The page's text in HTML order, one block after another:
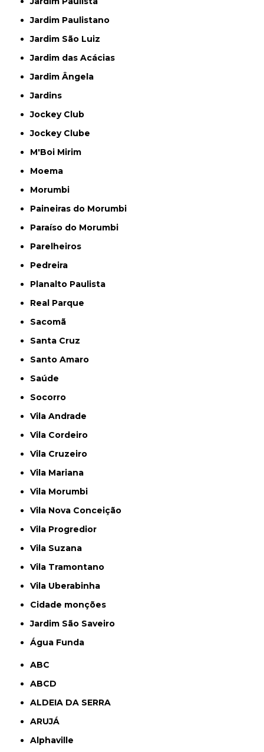
Jardim Paulistano
Jardim São Luiz
Jardim das Acácias
Jardim Ângela
Jardins
Jockey Club
Jockey Clube
M'Boi Mirim
Moema
Morumbi
Paineiras do Morumbi
Paraíso do Morumbi
Parelheiros
Pedreira
Planalto Paulista
Real Parque
Sacomã
Santa Cruz
Santo Amaro
Saúde
Socorro
Vila Andrade
Vila Cordeiro
Vila Cruzeiro
Vila Mariana
Vila Morumbi
Vila Nova Conceição
Vila Progredior
Vila Suzana
Vila Tramontano
Vila Uberabinha
cidade monções
jardim São Saveiro
Água Funda
ABC
ABCD
ALDEIA DA SERRA
ARUJÁ
Alphaville